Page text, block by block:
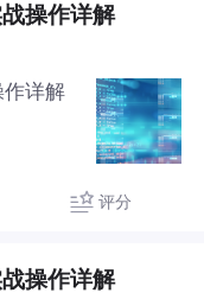
操作详解
作详解
评分
操作详解